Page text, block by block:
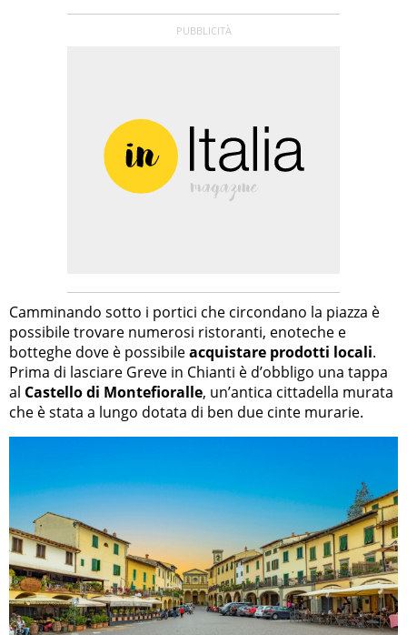
Camminando sotto i portici che circondano la piazza è
possibile trovare numerosi ristoranti, enoteche e
botteghe dove è possibileacquistare prodotti locali.
Prima di lasciare Greve in Chianti è d’obbligo una tappa
al Castello di Montefioralle, un’antica cittadella murata
che è stata a lungo dotata di ben due cinte murarie.